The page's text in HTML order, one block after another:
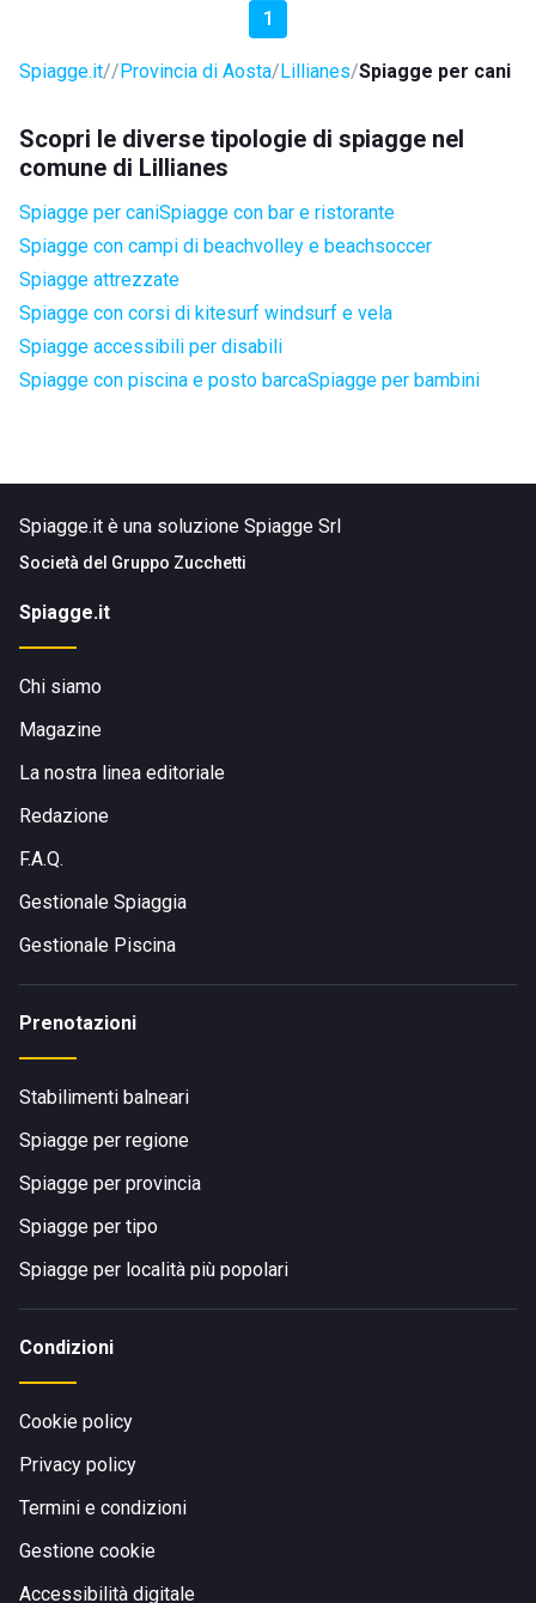
1
Spiagge.it Provincia di Aosta Lillianes Spiagge per cani
Scopri le diverse tipologie di spiagge nel
comune di Lillianes
Spiagge per caniSpiagge con bar e ristorante
Spiagge con campi di beachvolley e beachsoccer
Spiagge attrezzate
Spiagge con corsi di kitesurf windsurf e vela
Spiagge accessibili per disabili
Spiagge con piscina e posto barcaSpiagge per bambini
Spiagge.it è una soluzione Spiagge Srl
Società del Gruppo Zucchetti
Spiagge.it
Chi siamo
Magazine
La nostra linea editoriale
Redazione
F.A.Q.
Gestionale Spiaggia
Gestionale Piscina
Prenotazioni
Stabilimenti balneari
Spiagge per regione
Spiagge per provincia
Spiagge per tipo
Spiagge per località più popolari
Condizioni
Cookie policy
Privacy policy
Termini e condizioni
Gestione cookie
Accessibilità digitale